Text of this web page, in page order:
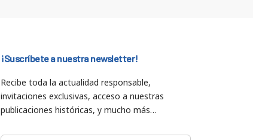
¡Suscríbete a nuestra newsletter!
Recibe toda la actualidad responsable,
invitaciones exclusivas, acceso a nuestras
publicaciones históricas, y mucho más…